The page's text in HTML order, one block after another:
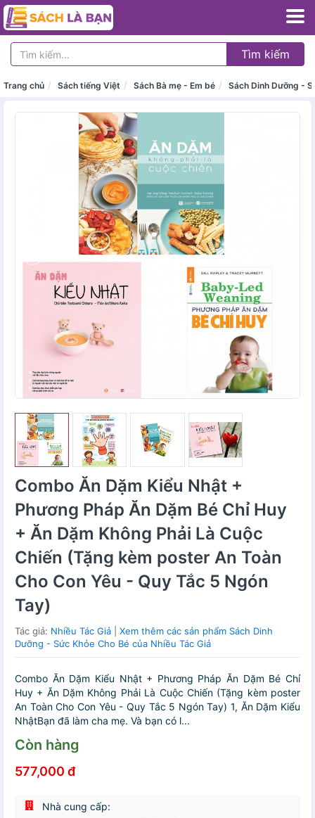
Tìm kiếm
Trang chủ Sách tiếng Việt Sách Bà mẹ - Em bé Sách Dinh Dưỡng -
Combo Ăn Dặm Kiểu Nhật +
Phương Pháp Ăn Dặm Bé Chỉ Huy
+ Ăn Dặm Không Phải Là Cuộc
Chiến (Tặng kèm poster An Toàn
Cho Con Yêu - Quy Tắc 5 Ngón
Tay)
Tác giả: Nhiều Tác Giả
Xem thêm các sản phẩm Sách Dinh
Dưỡng - Sức Khỏe Cho Bé của Nhiều Tác Giả
Combo Ăn Dặm Kiểu Nhật + Phương Pháp Ăn Dặm Bé Chỉ
Huy + Ăn Dặm Không Phải Là Cuộc Chiến (Tặng kèm poster
An Toàn Cho Con Yêu - Quy Tắc 5 Ngón Tay) 1, Ăn Dặm Kiểu
NhậtBạn đã làm cha mẹ. Và bạn có l...
Còn hàng
577,000 đ
Nhà cung cấp: